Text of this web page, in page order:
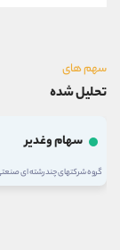
سهم های
تحلیل شده
سهام وغدیر
گروه شرکتهای چند رشته ای